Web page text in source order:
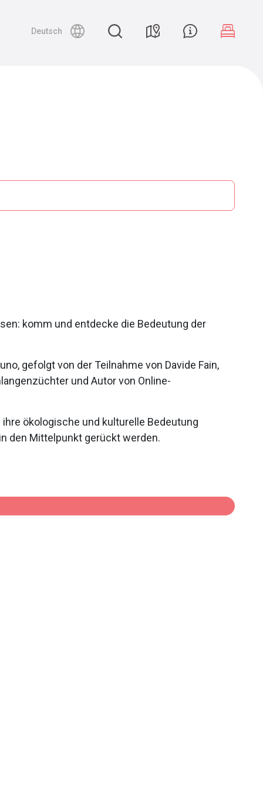
Deutsch
komm und entdecke die Bedeutung der
gefolgt von der Teilnahme von Davide Fain,
und Autor von Online-
ökologische und kulturelle Bedeutung
den Mittelpunkt gerückt werden.